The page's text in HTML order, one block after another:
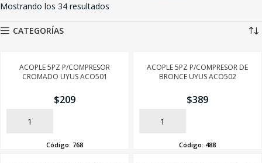
Mostrando los 34 resultados
CATEGORÍAS
ACOPLE 5PZ P/COMPRESOR
CROMADO UYUS ACO501
$209
AÑADIR
Código: 768
ACOPLE 5PZ P/COMPRESOR DE
BRONCE UYUS ACO502
$389
AÑADIR
Código: 488